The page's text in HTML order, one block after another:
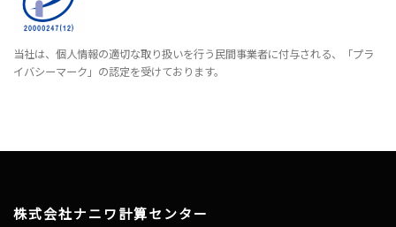
当社は、個人情報の適切な取り扱いを行う民間事業者に付与される、「プラ
イバシーマーク」の認定を受けております。
株式会社ナニワ計算センター